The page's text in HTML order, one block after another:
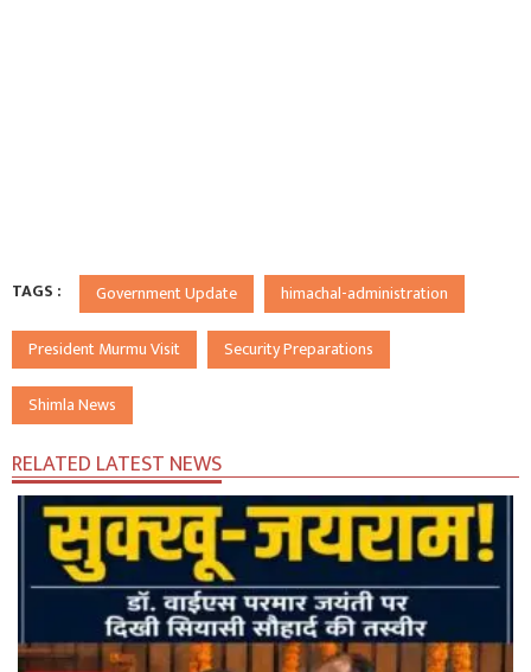
TAGS : Government Update himachal-administration
President Murmu Visit Security Preparations
Shimla News
RELATED LATEST NEWS